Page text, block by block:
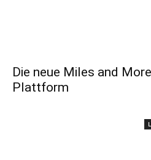
Die neue Miles and
Plattform